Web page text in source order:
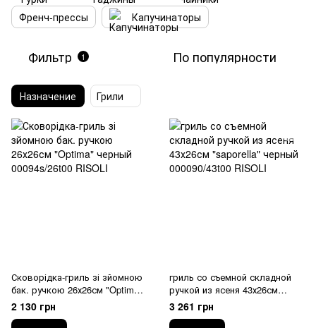
Френч-прессы
Капучинаторы
Фильтр 1 По популярности
Назначение Грили
Сковорідка-гриль зі зйомною
бак. ручкою 26х26см "Optima"
00094s/26t00 RISOLI
2 130 грн
гриль со съемной складной
ручкой из ясеня 43х26см
"saporella" 000090/43t00 RISOLI
3 261 грн